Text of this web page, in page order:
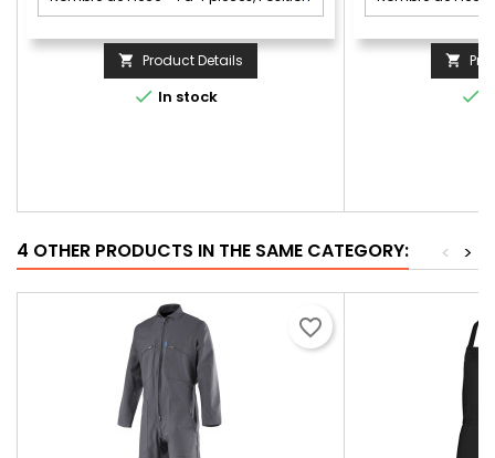
 Product Details
 In stock


4 OTHER PRODUCTS IN THE SAME CATEGORY: >
<
favorite_border